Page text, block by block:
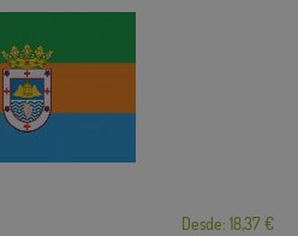
Desde: 18,37 €